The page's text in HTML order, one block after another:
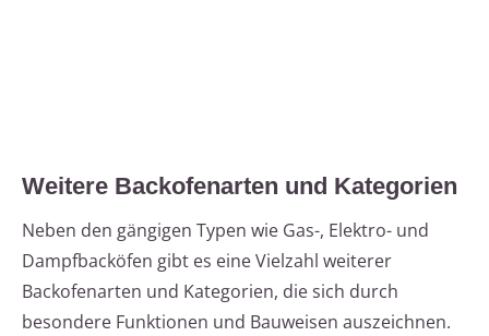
Weitere Backofenarten und Kategorien
Neben den gängigen Typen wie Gas-, Elektro- und
Dampfbacköfen gibt es eine Vielzahl weiterer
Backofenarten und Kategorien, die sich durch
besondere Funktionen und Bauweisen auszeichnen.